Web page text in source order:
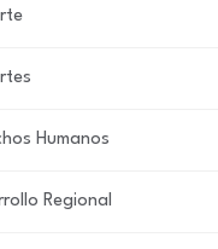
Humanos
Regional